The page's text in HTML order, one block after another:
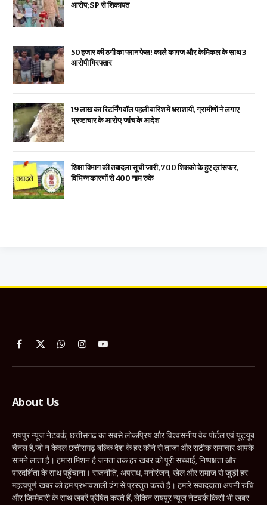
आरोप; SP से शिकायत
₹50 हजार की ठगी का प्लान फेल! काले कागज और केमिकल के साथ 3
आरोपी गिरफ्तार
19 लाख का रिटर्निंग वॉल पहली बारिश में धराशायी, ग्रामीणों ने लगाए
भ्रष्टाचार के आरोप; जांच के आदेश
शिक्षा विभाग की तबादला सूची जारी, 700 शिक्षको के हुए ट्रांसफर,
विभिन्न कारणों से 400 नाम रुके
Facebook
X
WhatsApp
InstagramYouTube
About Us
रायपुर न्यूज नेटवर्क, छत्तीसगढ़ का सबसे लोकप्रिय और विश्वसनीय वेब पोर्टल एवं यूट्यूब
चैनल है,जो न केवल छत्तीसगढ़ बल्कि देश के हर कोने से ताजा और सटीक समाचार आपके
सामने लाता है। हमारा मिशन है जनता तक हर खबर को पूरी सच्चाई, निष्पक्षता और
पारदर्शिता के साथ पहुँचाना। राजनीति, अपराध, मनोरंजन, खेल और समाज से जुड़ी हर
महत्वपूर्ण खबर को हम प्रभावशाली ढंग से प्रस्तुत करते हैं। हमारे संवाददाता अपनी रुचि
और जिम्मेदारी के साथ खबरें प्रेषित करते हैं, लेकिन रायपुर न्यूज नेटवर्क किसी भी खबर